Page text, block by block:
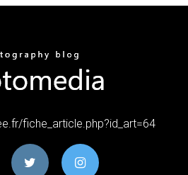
fiche_article.php?id_art=64